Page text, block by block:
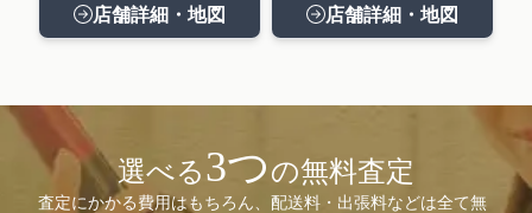
店舗詳細・地図 店舗詳細・地図
選べる3つの無料査定
査定にかかる費用はもちろん、配送料・出張料などは全て無